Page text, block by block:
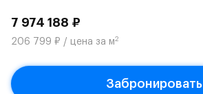
7 974 188 ₽
206 799 ₽ / цена за м2
Забронировать